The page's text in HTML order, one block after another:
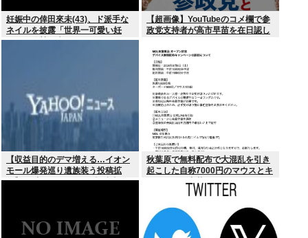
妊娠中の倖田來未(43)、ド派手な
ネイルを披露「世界一可愛い妊
婦」と称賛の声
【超画像】YouTubeのコメ欄で参
政党支持者が高市早苗を在日認し
【収益目的のデマ増える…イオン
モール爆発巡り遺族装う投稿拡
散】X（旧ツイッター）投稿者
秋葉原で無料配布で大混乱を引き
起こした自称7000円のマウスとキ
ーボード、中華サイトで1500円で
売られるゴミだったwww